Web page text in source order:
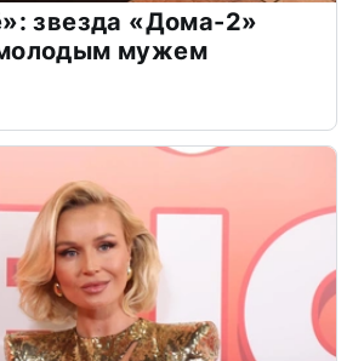
звезда «Дома-2»
мужем